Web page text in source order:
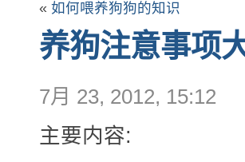
« 如何喂养狗狗的知识
养狗注意事项
7月 23, 2012, 15:12
主要内容: